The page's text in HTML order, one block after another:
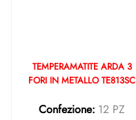
TEMPERAMATITE ARDA 3
FORI IN METALLO TE813SC
Confezione: 12 PZ